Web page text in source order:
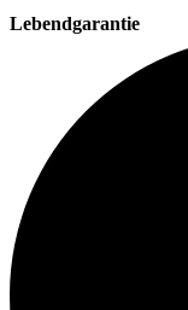
Lebendgarantie